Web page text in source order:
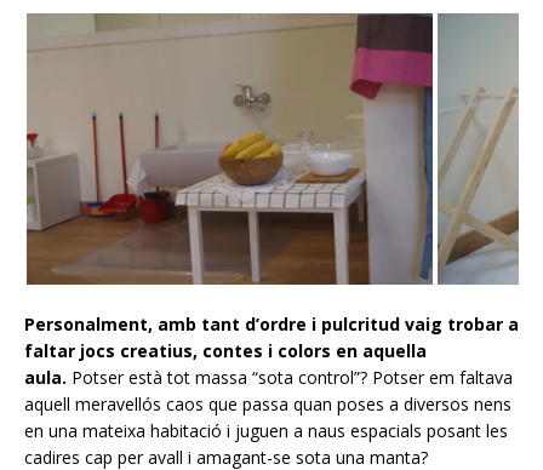
Personalment, amb tant d’ordre i pulcritud vaig trobar a
faltar jocs creatius, contes i colors en aquella
aula. Potser està tot massa “sota control”? Potser em faltava
aquell meravellós caos que passa quan poses a diversos nens
en una mateixa habitació i juguen a naus espacials posant les
cadires cap per avall i amagant-se sota una manta?